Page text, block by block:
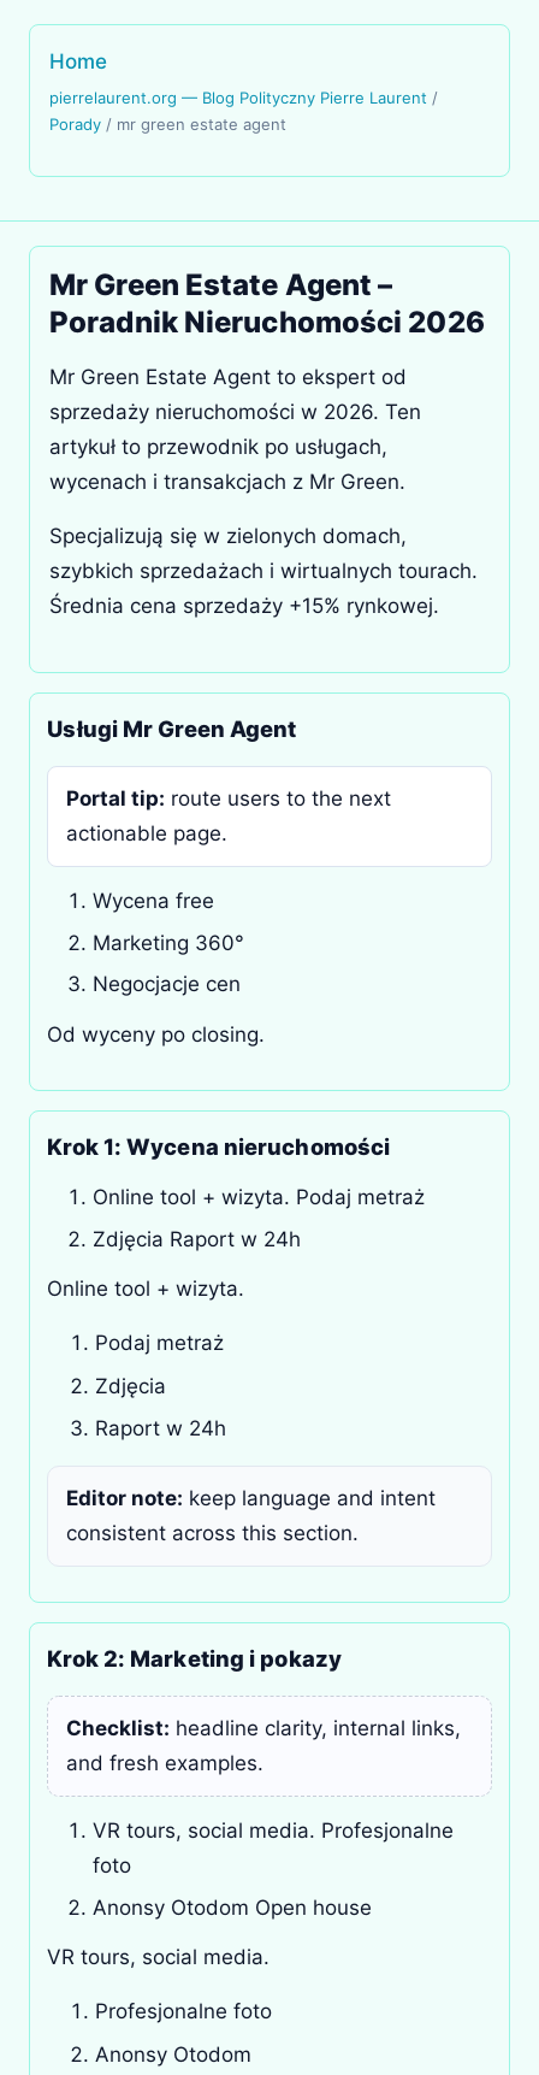
Home
pierrelaurent.org — Blog Polityczny Pierre Laurent /
Porady / mr green estate agent
Mr Green Estate Agent –
Poradnik Nieruchomości 2026
Mr Green Estate Agent to ekspert od
sprzedaży nieruchomości w 2026. Ten
artykuł to przewodnik po usługach,
wycenach i transakcjach z Mr Green.
Specjalizują się w zielonych domach,
szybkich sprzedażach i wirtualnych tourach.
Średnia cena sprzedaży +15% rynkowej.
Usługi Mr Green Agent
Portal tip: route users to the next
actionable page.
Wycena free
Marketing 360°
Negocjacje cen
Od wyceny po closing.
Krok 1: Wycena nieruchomości
Online tool + wizyta. Podaj metraż
Zdjęcia Raport w 24h
Online tool + wizyta.
Podaj metraż
Zdjęcia
Raport w 24h
Editor note: keep language and intent
consistent across this section.
Krok 2: Marketing i pokazy
Checklist: headline clarity, internal links,
and fresh examples.
VR tours, social media. Profesjonalne
foto
Anonsy Otodom Open house
VR tours, social media.
Profesjonalne foto
Anonsy Otodom